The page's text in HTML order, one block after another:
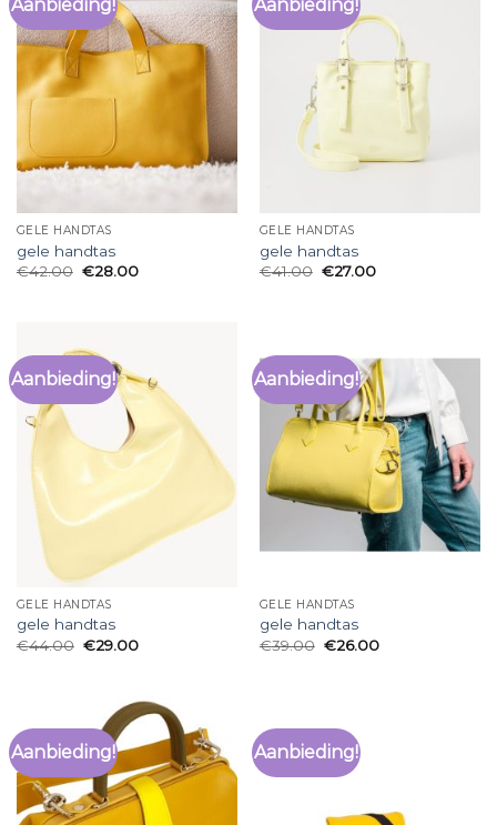
Aanbieding!
GELE HANDTAS
gele handtas
€42.00 €28.00
Aanbieding!
GELE HANDTAS
gele handtas
€41.00 €27.00
Aanbieding!
GELE HANDTAS
gele handtas
€44.00 €29.00
Aanbieding!
GELE HANDTAS
gele handtas
€39.00 €26.00
Aanbieding! Aanbieding!